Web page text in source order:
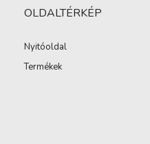
OLDALTÉRKÉP
Nyitóoldal
Termékek